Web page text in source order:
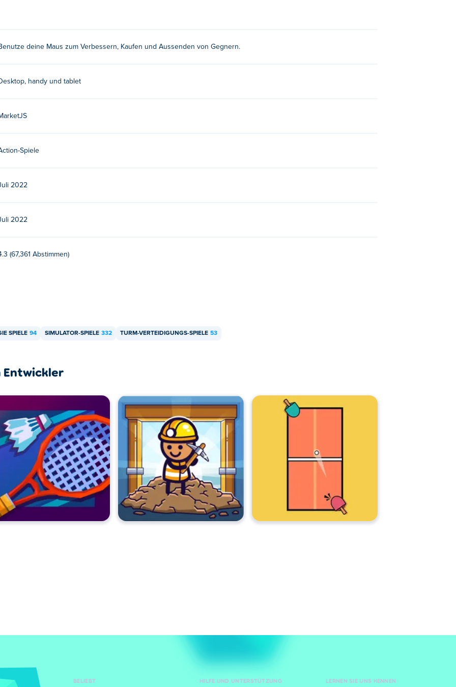
zu kaufen und Feinde auszusenden, um Ihre Feinde zu besiegen!
deine Maus zum Verbessern, Kaufen und Aussenden von Gegnern.
handy und tablet
Spiele
2022
2022
(67,361 Abstimmen)
SPIELE 94 SIMULATOR-SPIELE 332 TURM-VERTEIDIGUNGS-SPIELE 53
Entwickler
BELIEBT HILFE UND UNTERSTÜTZUNG LERNEN SIE UNS KENNEN